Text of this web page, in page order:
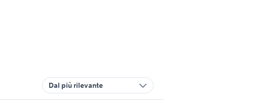
Dal più rilevante